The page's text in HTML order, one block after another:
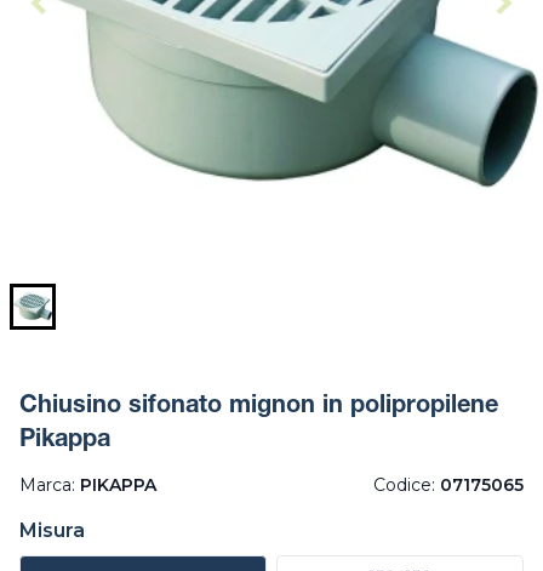
Chiusino sifonato mignon in polipropilene
Pikappa
Marca: PIKAPPA Codice: 07175065
Misura